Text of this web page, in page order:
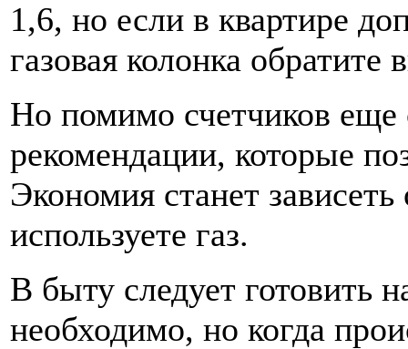
1,6, но если в квартире
газовая колонка
Но помимо счетчиков
рекомендации, которые
Экономия станет
используете газ.
В быту следует готовить
необходимо, но когда